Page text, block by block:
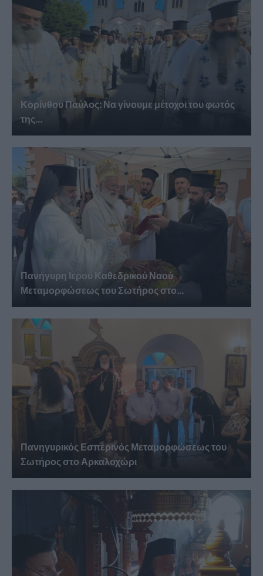
Κορίνθου Παύλος: Να γίνουμε μέτοχοι του φωτός
της...
Πανήγυρη Ιερού Καθεδρικού Ναού
Μεταμορφώσεως του Σωτήρος στο...
Πανηγυρικός Εσπερινός Μεταμορφώσεως του
Σωτήρος στο Αρκαλοχώρι